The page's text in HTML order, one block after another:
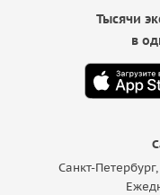
Санкт-
Тысячи
в